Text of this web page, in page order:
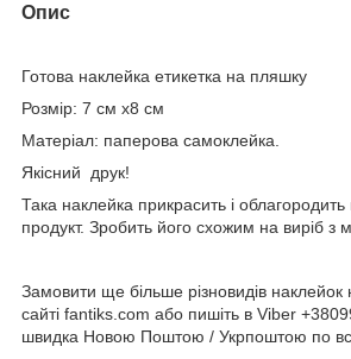
Опис
Готова наклейка етикетка на пляшку
Розмір: 7 см х8 см
Матеріал: паперова самоклейка.
Якісний друк!
Така наклейка прикрасить і
продукт. Зробить його схожим на виріб з
Замовити ще більше різновидів
сайті fantiks.com або пишіть в Viber
швидка Новою Поштою / Укрпоштою по